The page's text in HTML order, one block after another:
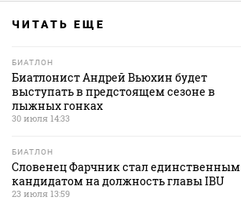
ЧИТАТЬ ЕЩЕ
БИАТЛОН
Биатлонист Андрей Вьюхин будет
выступать в предстоящем сезоне в
лыжных гонках
30 июля 14:33
БИАТЛОН
Словенец Фарчник стал единственным
кандидатом на должность главы IBU
23 июля 13:59